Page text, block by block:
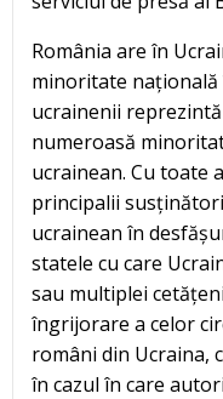
România are în
minoritate
ucrainenii
numeroasă
ucrainean. Cu toate
principalii
ucrainean în
statele cu care
sau multiplei
îngrijorare a celor
români din Ucraina,
în cazul în care